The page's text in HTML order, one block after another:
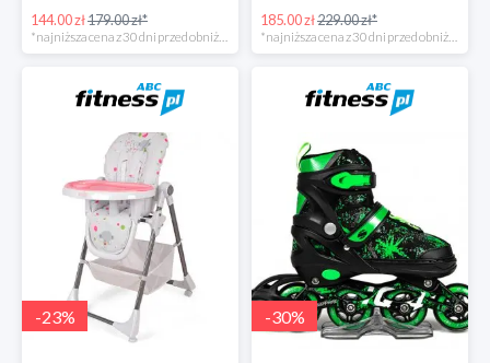
144.00 zł179.00 zł*
*najniższa cena z 30 dni przed obniżką
185.00 zł229.00 zł*
*najniższa cena z 30 dni przed obniżką
-23% -30%